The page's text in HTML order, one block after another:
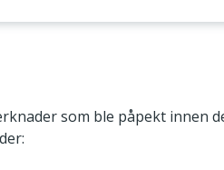
som ble påpekt innen